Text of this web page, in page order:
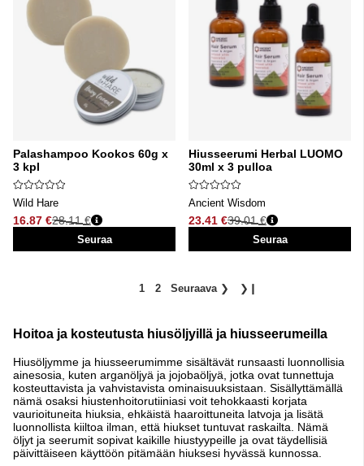
Palashampoo Kookos 60g x
3 kpl
Wild Hare
16.87 €
Normaali hinta
28.11 €
Seuraa
Hiusseerumi Herbal LUOMO
30ml x 3 pulloa
Ancient Wisdom
23.41 €
Normaali hinta
39.01 €
Seuraa
1 2 Seuraava ❯ ❯❙
Hoitoa ja kosteutusta hiusöljyillä ja hiusseerumeilla
Hiusöljymme ja hiusseerumimme sisältävät runsaasti luonnollisia
ainesosia, kuten arganöljyä ja jojobaöljyä, jotka ovat tunnettuja
kosteuttavista ja vahvistavista ominaisuuksistaan. Sisällyttämällä
nämä osaksi hiustenhoitorutiiniasi voit tehokkaasti korjata
vaurioituneita hiuksia, ehkäistä haaroittuneita latvoja ja lisätä
luonnollista kiiltoa ilman, että hiukset tuntuvat raskailta. Nämä
öljyt ja seerumit sopivat kaikille hiustyypeille ja ovat täydellisiä
päivittäiseen käyttöön pitämään hiuksesi hyvässä kunnossa.